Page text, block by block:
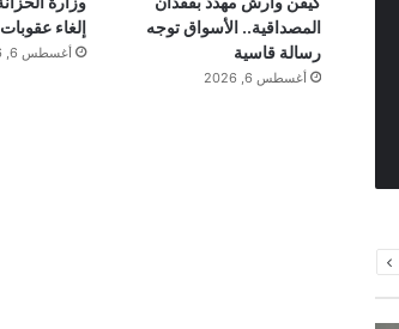
المصداقية.. الأسواق توجه
رسالة قاسية
أغسطس 6, 2026
إلغاء
أغسطس 6, 2026